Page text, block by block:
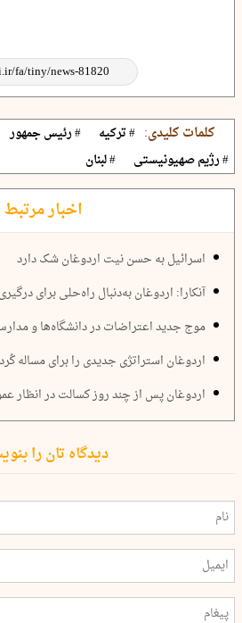
کلمات کلیدی: # ترکیه # رئیس جمهور
# رژیم صهیونیستی
# لبنان
اخبار مرتبط
اسرائیل به حسن نیت اردوغان شک دارد
آنکارا: اردوغان به‌دنبال راه‌حلی برای
موج جدید اعتراضات در دانشگاه‌ها و
اردوغان استراتژی جدیدی را برای مساله
اردوغان پس از چند روز کسالت در انظار
دیدگاه تان را